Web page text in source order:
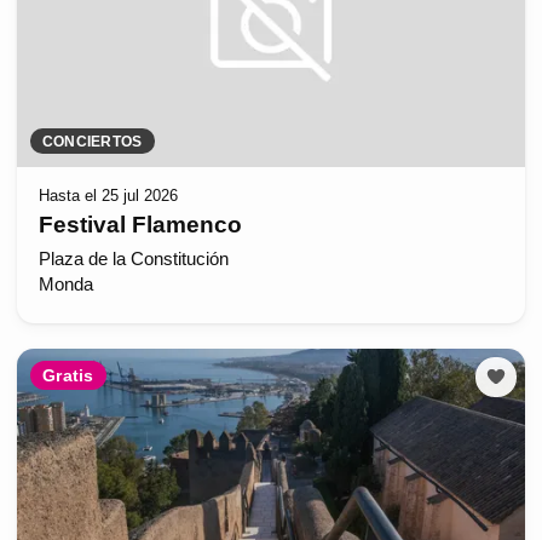
CONCIERTOS
Hasta el 25 jul 2026
Festival Flamenco
Plaza de la Constitución
Monda
Gratis